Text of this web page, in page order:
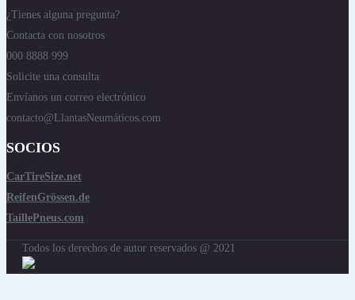
¿Tienes alguna pregunta?
Contacta con nosotros
000 8888 999
Solicite una consulta
Envíanos un correo electrónico
contacto@LlantasNeumáticos.com
SOCIOS
CarTireSize.net
ReifenGrössen.de
TaillePneus.com
Todos los derechos de autor reservados @ 2021